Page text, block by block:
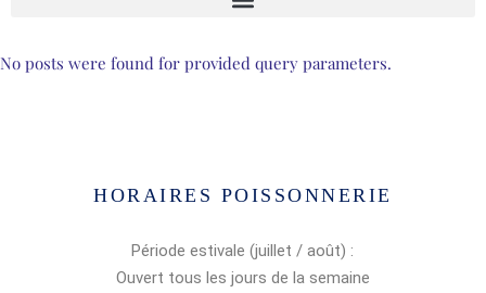
No posts were found for provided query parameters.
HORAIRES POISSONNERIE
Période estivale (juillet / août) :
Ouvert tous les jours de la semaine